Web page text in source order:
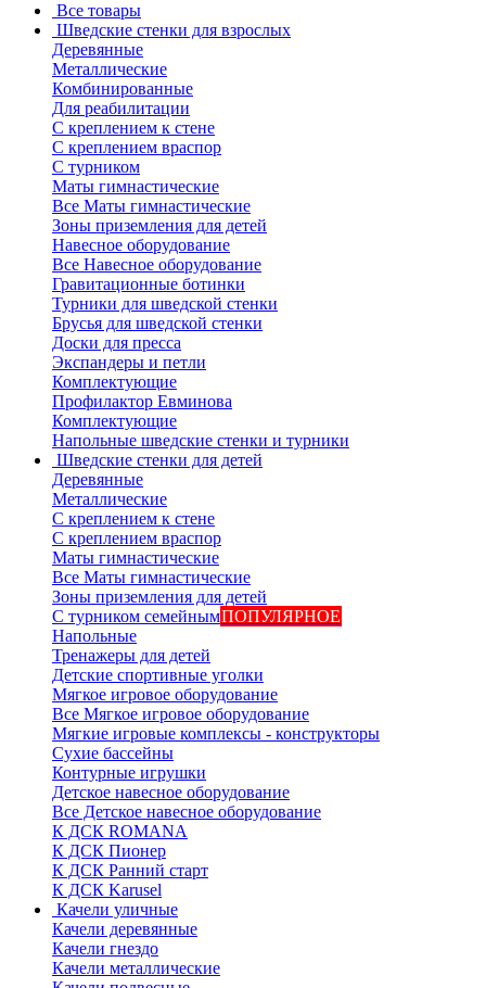
Все товары
Шведские стенки для взрослых
Деревянные
Металлические
Комбинированные
Для реабилитации
С креплением к стене
С креплением враспор
С турником
Маты гимнастические
Все Маты гимнастические
Зоны приземления для детей
Навесное оборудование
Все Навесное оборудование
Гравитационные ботинки
Турники для шведской стенки
Брусья для шведской стенки
Доски для пресса
Экспандеры и петли
Комплектующие
Профилактор Евминова
Комплектующие
Напольные шведские стенки и турники
Шведские стенки для детей
Деревянные
Металлические
С креплением к стене
С креплением враспор
Маты гимнастические
Все Маты гимнастические
Зоны приземления для детей
С турником семейнымПОПУЛЯРНОЕ
Напольные
Тренажеры для детей
Детские спортивные уголки
Мягкое игровое оборудование
Все Мягкое игровое оборудование
Мягкие игровые комплексы - конструкторы
Сухие бассейны
Контурные игрушки
Детское навесное оборудование
Все Детское навесное оборудование
К ДСК ROMANA
К ДСК Пионер
К ДСК Ранний старт
К ДСК Karusel
Качели уличные
Качели деревянные
Качели гнездо
Качели металлические